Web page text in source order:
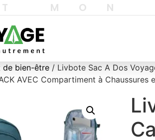
MON
de bien-être / Livbote Sac A Dos
AVEC Compartiment à